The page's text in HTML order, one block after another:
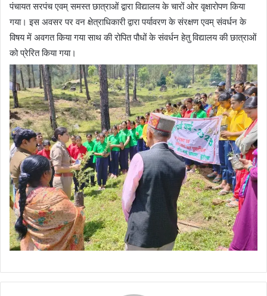
पंचायत सरपंच एवम् समस्त छात्राओं द्वारा विद्यालय के चारों ओर वृक्षारोपण किया
गया। इस अवसर पर वन क्षेत्राधिकारी द्वारा पर्यावरण के संरक्षण एवम् संवर्धन के
विषय में अवगत किया गया साथ की रोपित पौधों के संवर्धन हेतु विद्यालय की छात्राओं
को प्रेरित किया गया।